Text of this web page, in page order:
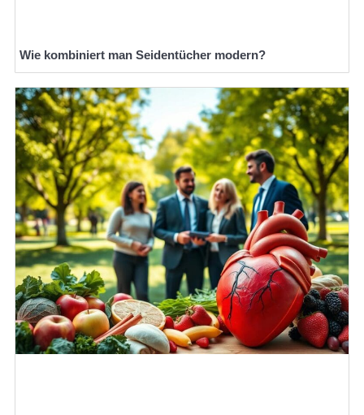
Wie kombiniert man Seidentücher modern?